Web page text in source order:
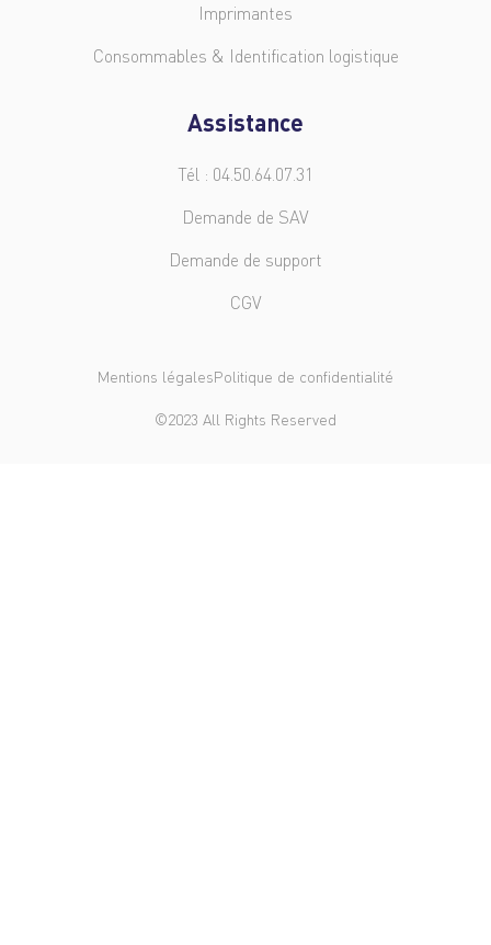
Imprimantes
Consommables & Identification logistique
Assistance
Tél : 04.50.64.07.31
Demande de SAV
Demande de support
CGV
Mentions légalesPolitique de confidentialité
©2023 All Rights Reserved